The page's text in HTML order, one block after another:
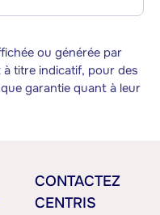
ou générée par
titre indicatif, pour des
garantie quant à leur
CONTACTEZ
CENTRIS